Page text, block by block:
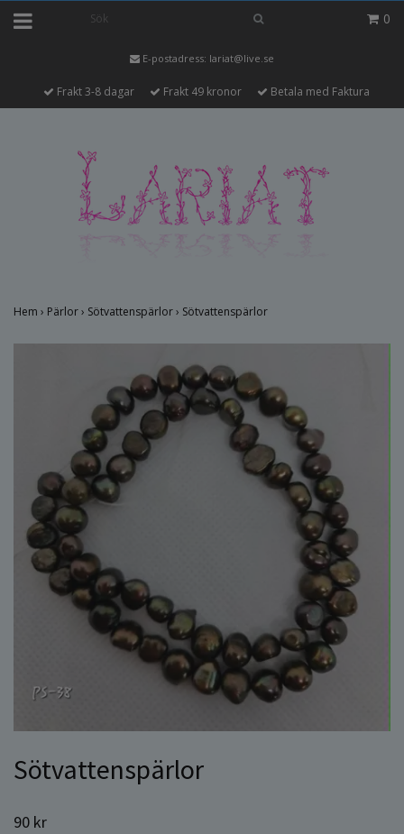
0
E-postadress: lariat@live.se
Frakt 3-8 dagar Frakt 49 kronor Betala med Faktura
Hem › Pärlor› Sötvattenspärlor› Sötvattenspärlor
Sötvattenspärlor
90 kr